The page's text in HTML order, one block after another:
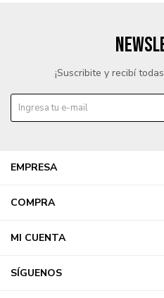
EMPRESA
COMPRA
MI CUENTA
SÍGUENOS
¡Suscribite y recibí